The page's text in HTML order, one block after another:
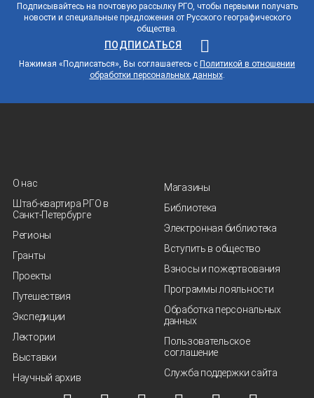
Подписывайтесь на почтовую рассылку РГО, чтобы первыми получать
новости и специальные предложения от Русского географического
общества.
ПОДПИСАТЬСЯ
Нажимая «Подписаться», Вы соглашаетесь с Политикой в отношении
обработки персональных данных.
О нас
Штаб-квартира РГО в
Санкт‑Петербурге
Регионы
Гранты
Проекты
Путешествия
Экспедиции
Лектории
Выставки
Научный архив
Магазины
Библиотека
Электронная библиотека
Вступить в общество
Взносы и пожертвования
Программы лояльности
Обработка персональных
данных
Пользовательское
соглашение
Служба поддержки сайта